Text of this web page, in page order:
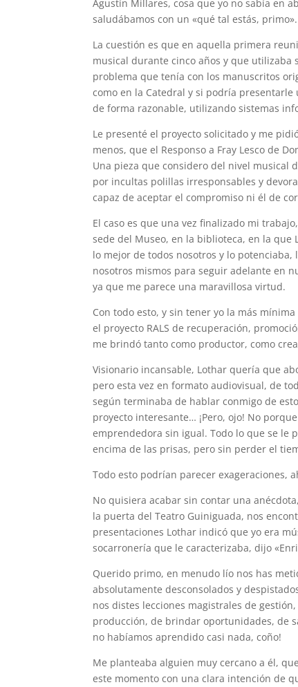
Agustín Millares, cosa que yo no sabía en
saludábamos con un «qué tal estás, primo».
La cuestión es que en aquella primera
musical durante cinco años y que utilizaba
problema que tenía con los manuscritos
como en la Catedral y si podría
de forma razonable, utilizando sistemas
Le presenté el proyecto solicitado y me
menos, que el Responso a Fray Lesco de
Una pieza que considero del nivel musical
por incultas polillas irresponsables y
capaz de aceptar el compromiso ni él de
El caso es que una vez finalizado mi
sede del Museo, en la biblioteca, en la que
lo mejor de todos nosotros y lo
nosotros mismos para seguir adelante en
ya que me parece una maravillosa virtud.
Con todo esto, y sin tener yo la más
el proyecto RALS de recuperación,
me brindó tanto como productor, como
Visionario incansable, Lothar quería que
pero esta vez en formato audiovisual, de
según terminaba de hablar conmigo de
proyecto interesante… ¡Pero, ojo! No
emprendedora sin igual. Todo lo que se le
encima de las prisas, pero sin perder el
Todo esto podrían parecer exageraciones,
No quisiera acabar sin contar una
la puerta del Teatro Guiniguada, nos
presentaciones Lothar indicó que yo era
socarronería que le caracterizaba, dijo
Querido primo, en menudo lío nos has
absolutamente desconsolados y
nos distes lecciones magistrales de
producción, de brindar oportunidades, de
no habíamos aprendido casi nada, coño!
Me planteaba alguien muy cercano a él,
este momento con una clara intención de